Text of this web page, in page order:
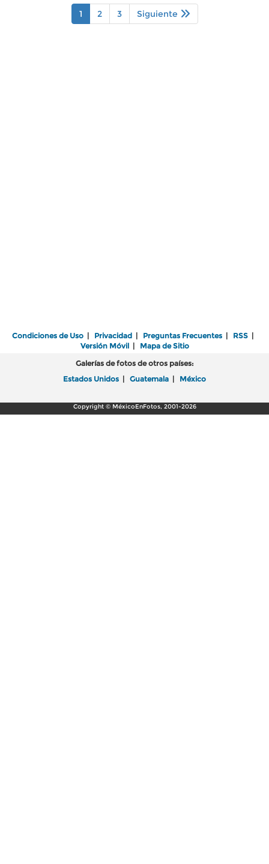
1 2 3 Siguiente
Condiciones de Uso | Privacidad | Preguntas Frecuentes | RSS |
Versión Móvil| Mapa de Sitio
Galerías de fotos de otros países:
Estados Unidos | Guatemala | México
Copyright © MéxicoEnFotos, 2001-2026